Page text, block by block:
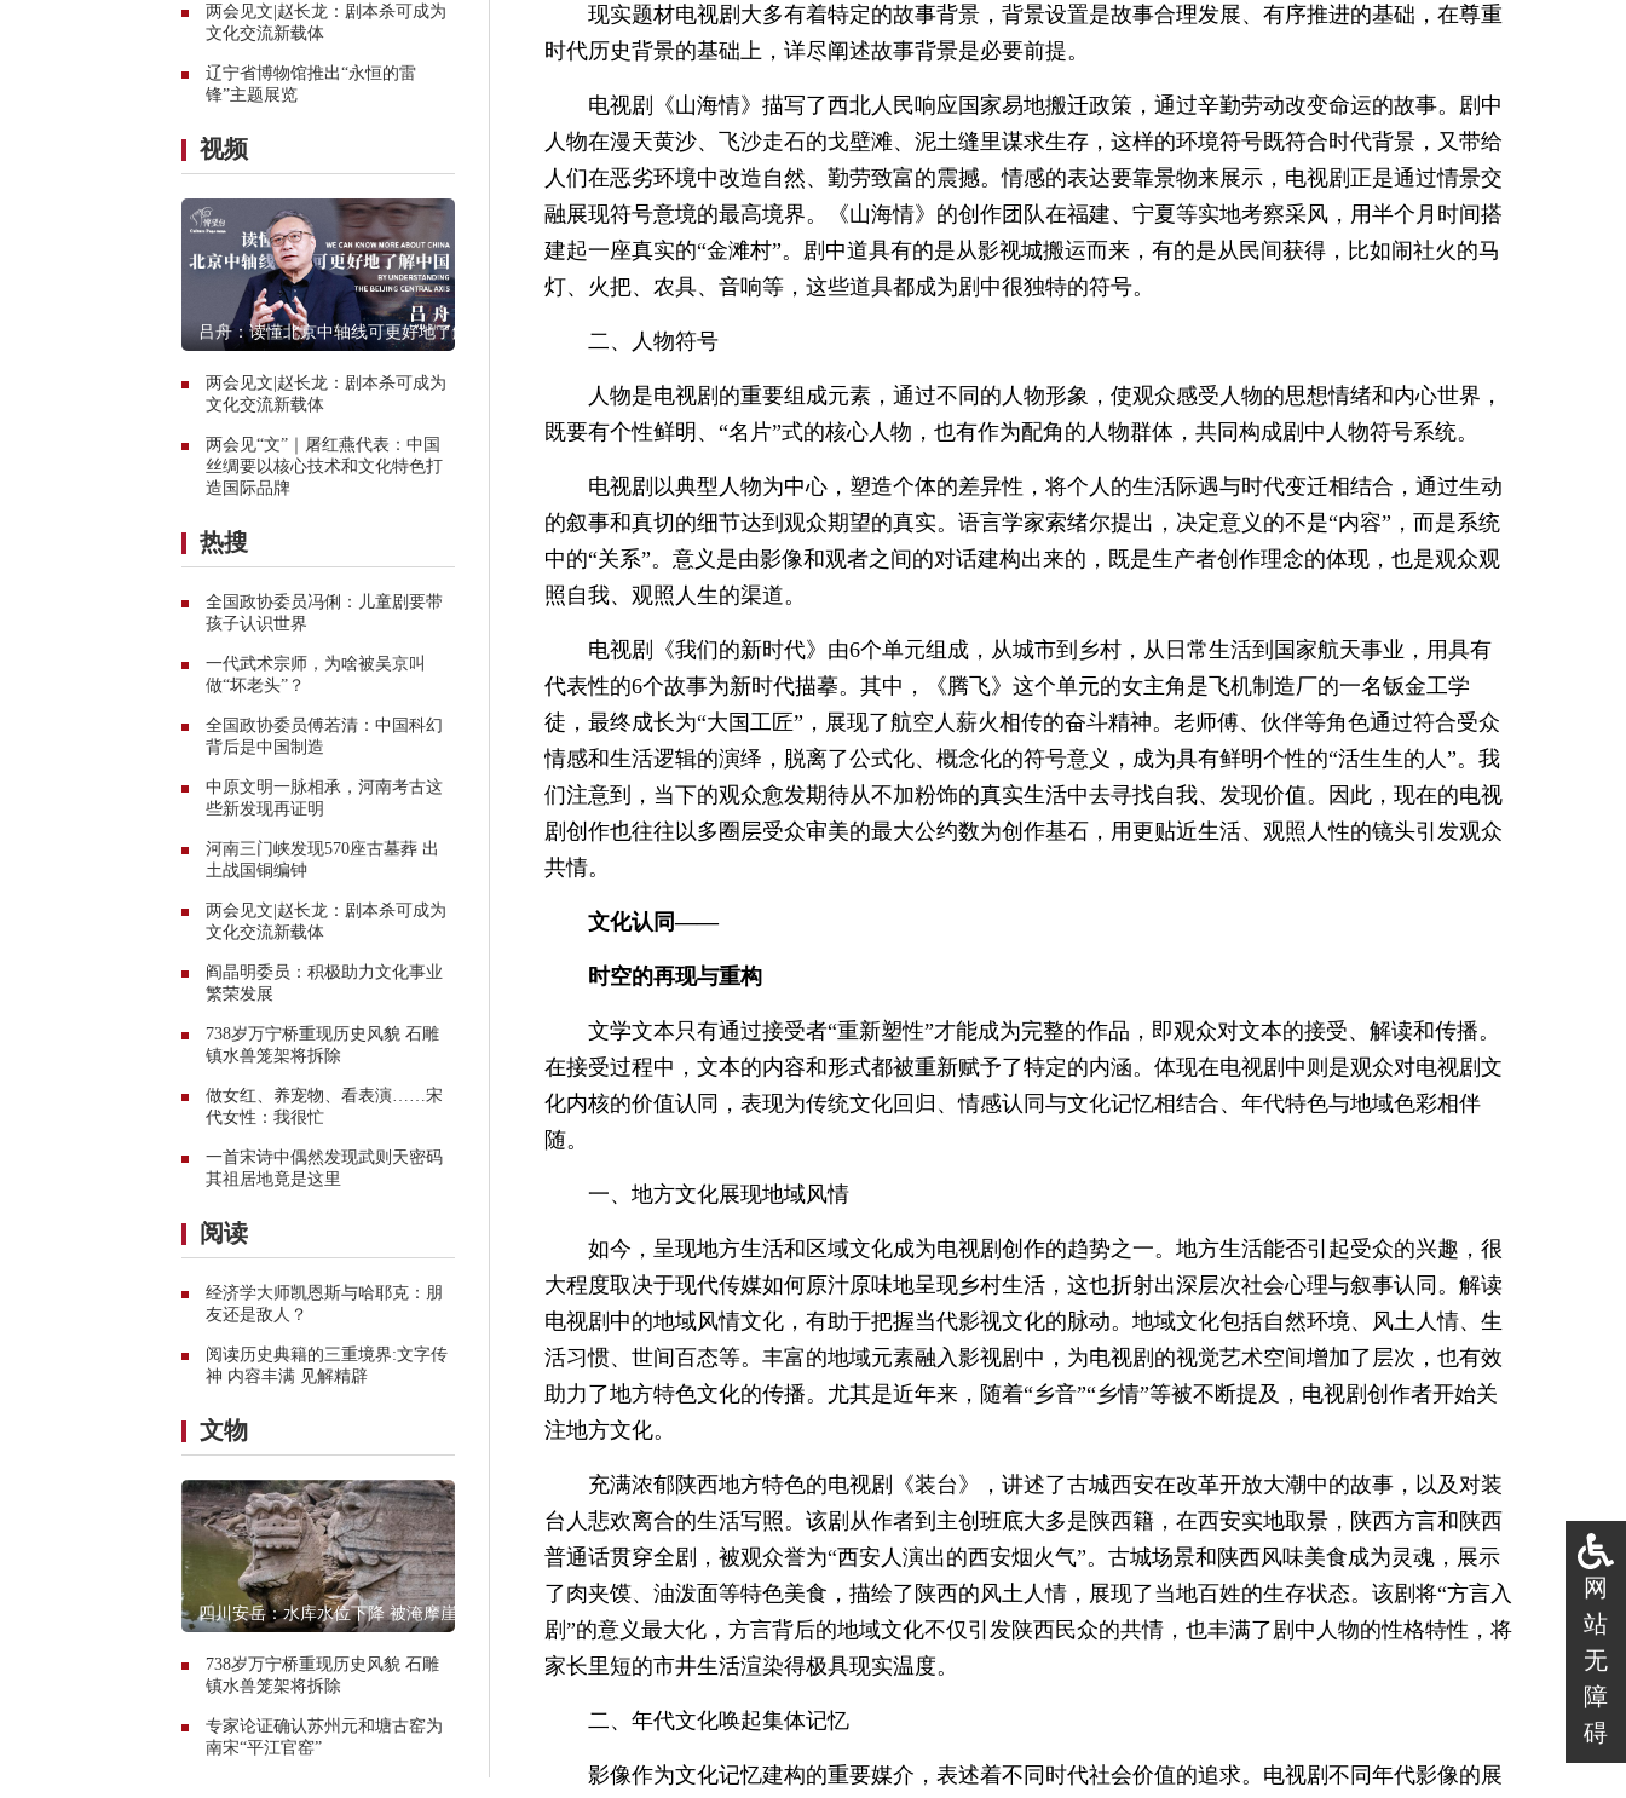
网
站
无
障
碍
两会见文|赵长龙：剧本杀可成为
文化交流新载体
辽宁省博物馆推出“永恒的雷
锋”主题展览
视频
吕舟：读懂北京中轴线可更好地了解
两会见文|赵长龙：剧本杀可成为
文化交流新载体
两会见“文”｜屠红燕代表：中国
丝绸要以核心技术和文化特色打
造国际品牌
热搜
全国政协委员冯俐：儿童剧要带
孩子认识世界
一代武术宗师，为啥被吴京叫
做“坏老头”？
全国政协委员傅若清：中国科幻
背后是中国制造
中原文明一脉相承，河南考古这
些新发现再证明
河南三门峡发现570座古墓葬 出
土战国铜编钟
两会见文|赵长龙：剧本杀可成为
文化交流新载体
阎晶明委员：积极助力文化事业
繁荣发展
738岁万宁桥重现历史风貌 石雕
镇水兽笼架将拆除
做女红、养宠物、看表演……宋
代女性：我很忙
一首宋诗中偶然发现武则天密码
其祖居地竟是这里
阅读
经济学大师凯恩斯与哈耶克：朋
友还是敌人？
阅读历史典籍的三重境界:文字传
神 内容丰满 见解精辟
文物
四川安岳：水库水位下降 被淹摩崖
738岁万宁桥重现历史风貌 石雕
镇水兽笼架将拆除
专家论证确认苏州元和塘古窑为
南宋“平江官窑”
现实题材电视剧大多有着特定的故事背景，背景设置是故事合理发展、有序推进的基础，在尊重
时代历史背景的基础上，详尽阐述故事背景是必要前提。
电视剧《山海情》描写了西北人民响应国家易地搬迁政策，通过辛勤劳动改变命运的故事。剧中
人物在漫天黄沙、飞沙走石的戈壁滩、泥土缝里谋求生存，这样的环境符号既符合时代背景，又带给
人们在恶劣环境中改造自然、勤劳致富的震撼。情感的表达要靠景物来展示，电视剧正是通过情景交
融展现符号意境的最高境界。《山海情》的创作团队在福建、宁夏等实地考察采风，用半个月时间搭
建起一座真实的“金滩村”。剧中道具有的是从影视城搬运而来，有的是从民间获得，比如闹社火的马
灯、火把、农具、音响等，这些道具都成为剧中很独特的符号。
二、人物符号
人物是电视剧的重要组成元素，通过不同的人物形象，使观众感受人物的思想情绪和内心世界，
既要有个性鲜明、“名片”式的核心人物，也有作为配角的人物群体，共同构成剧中人物符号系统。
电视剧以典型人物为中心，塑造个体的差异性，将个人的生活际遇与时代变迁相结合，通过生动
的叙事和真切的细节达到观众期望的真实。语言学家索绪尔提出，决定意义的不是“内容”，而是系统
中的“关系”。意义是由影像和观者之间的对话建构出来的，既是生产者创作理念的体现，也是观众观
照自我、观照人生的渠道。
电视剧《我们的新时代》由6个单元组成，从城市到乡村，从日常生活到国家航天事业，用具有
代表性的6个故事为新时代描摹。其中，《腾飞》这个单元的女主角是飞机制造厂的一名钣金工学
徒，最终成长为“大国工匠”，展现了航空人薪火相传的奋斗精神。老师傅、伙伴等角色通过符合受众
情感和生活逻辑的演绎，脱离了公式化、概念化的符号意义，成为具有鲜明个性的“活生生的人”。我
们注意到，当下的观众愈发期待从不加粉饰的真实生活中去寻找自我、发现价值。因此，现在的电视
剧创作也往往以多圈层受众审美的最大公约数为创作基石，用更贴近生活、观照人性的镜头引发观众
共情。
文化认同——
时空的再现与重构
文学文本只有通过接受者“重新塑性”才能成为完整的作品，即观众对文本的接受、解读和传播。
在接受过程中，文本的内容和形式都被重新赋予了特定的内涵。体现在电视剧中则是观众对电视剧文
化内核的价值认同，表现为传统文化回归、情感认同与文化记忆相结合、年代特色与地域色彩相伴
随。
一、地方文化展现地域风情
如今，呈现地方生活和区域文化成为电视剧创作的趋势之一。地方生活能否引起受众的兴趣，很
大程度取决于现代传媒如何原汁原味地呈现乡村生活，这也折射出深层次社会心理与叙事认同。解读
电视剧中的地域风情文化，有助于把握当代影视文化的脉动。地域文化包括自然环境、风土人情、生
活习惯、世间百态等。丰富的地域元素融入影视剧中，为电视剧的视觉艺术空间增加了层次，也有效
助力了地方特色文化的传播。尤其是近年来，随着“乡音”“乡情”等被不断提及，电视剧创作者开始关
注地方文化。
充满浓郁陕西地方特色的电视剧《装台》，讲述了古城西安在改革开放大潮中的故事，以及对装
台人悲欢离合的生活写照。该剧从作者到主创班底大多是陕西籍，在西安实地取景，陕西方言和陕西
普通话贯穿全剧，被观众誉为“西安人演出的西安烟火气”。古城场景和陕西风味美食成为灵魂，展示
了肉夹馍、油泼面等特色美食，描绘了陕西的风土人情，展现了当地百姓的生存状态。该剧将“方言入
剧”的意义最大化，方言背后的地域文化不仅引发陕西民众的共情，也丰满了剧中人物的性格特性，将
家长里短的市井生活渲染得极具现实温度。
二、年代文化唤起集体记忆
影像作为文化记忆建构的重要媒介，表述着不同时代社会价值的追求。电视剧不同年代影像的展